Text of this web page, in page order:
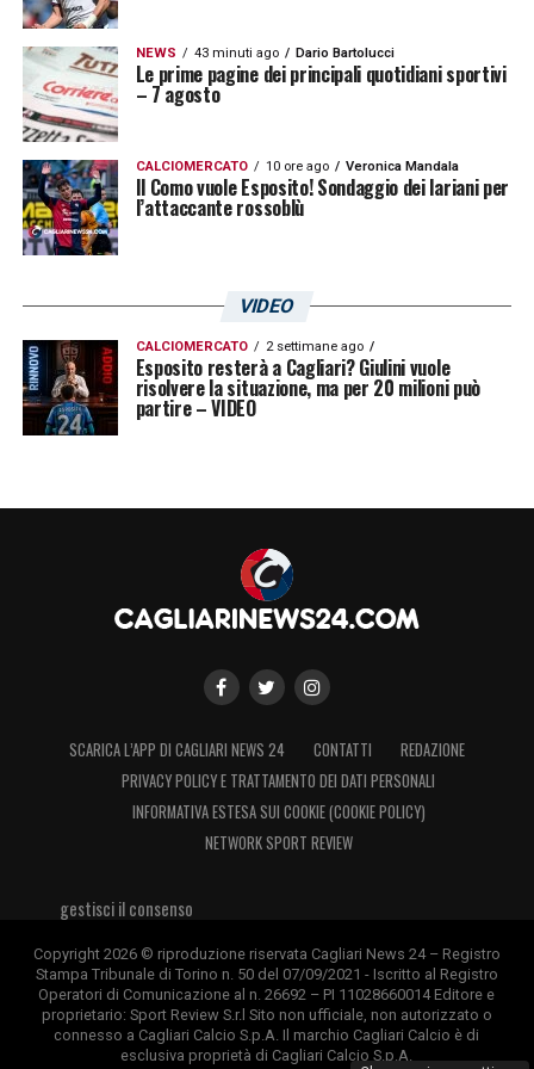
fondamentale per un giovane talento che
vuole affermarsi. La formula del
trasferimento,probabilmente un prestito
secco, gli permetterebbe di tornare a Cagliari
più forte e maturo. Le prossime settimane
saranno decisive per capire se Alessandro
Vinciguerra
continuerà la sua crescita in casa.
LA PLAYLIST DELLE NOSTRE TOP NEWS
NEWS 43 minuti ago Dario Bartolucci
Le prime pagine dei principali quotidiani sportivi
– 7 agosto
CALCIOMERCATO 10 ore ago Veronica Mandala
Il Como vuole Esposito! Sondaggio dei lariani per
l’attaccante rossoblù
VIDEO
CALCIOMERCATO 2 settimane ago
Esposito resterà a Cagliari? Giulini vuole
risolvere la situazione, ma per 20 milioni può
partire – VIDEO
SCARICA L’APP DI CAGLIARI NEWS 24 CONTATTI
REDAZIONE
PRIVACY POLICY E TRATTAMENTO DEI DATI PERSONALI
INFORMATIVA ESTESA SUI COOKIE (COOKIE POLICY)
NETWORK SPORT REVIEW
gestisci il consenso
Copyright 2026 © riproduzione riservata Cagliari News 24 – Registro
Stampa Tribunale di Torino n. 50 del 07/09/2021 - Iscritto al Registro
Operatori di Comunicazione al n. 26692 – PI 11028660014 Editore e
proprietario: Sport Review S.r.l Sito non ufficiale, non autorizzato o
connesso a Cagliari Calcio S.p.A. Il marchio Cagliari Calcio è di
esclusiva proprietà di Cagliari Calcio S.p.A.